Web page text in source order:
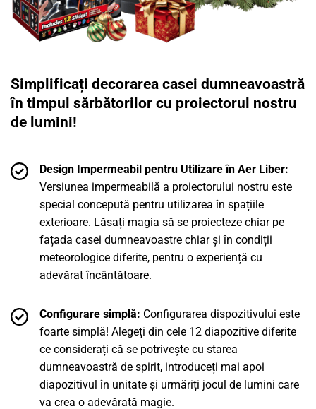
Simplificați decorarea casei dumneavoastră
în timpul sărbătorilor cu proiectorul nostru
de lumini!
Design Impermeabil pentru Utilizare în Aer Liber:
Versiunea impermeabilă a proiectorului nostru este
special concepută pentru utilizarea în spațiile
exterioare. Lăsați magia să se proiecteze chiar pe
fațada casei dumneavoastre chiar și în condiții
meteorologice diferite, pentru o experiență cu
adevărat încântătoare.
Configurare simplă: Configurarea dispozitivului este
foarte simplă! Alegeți din cele 12 diapozitive diferite
ce considerați că se potrivește cu starea
dumneavoastră de spirit, introduceți mai apoi
diapozitivul în unitate și urmăriți jocul de lumini care
va crea o adevărată magie.